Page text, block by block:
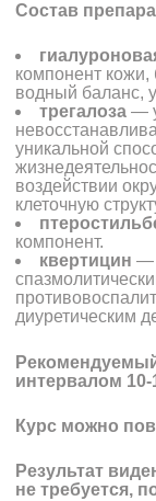
Состав
компонент кожи,
водный баланс,
трегалоза —
уникальной
воздействии
клеточную
компонент.
квертицин —
диуретическим
интервалом 10-
Курс можно
Результат
не требуется,